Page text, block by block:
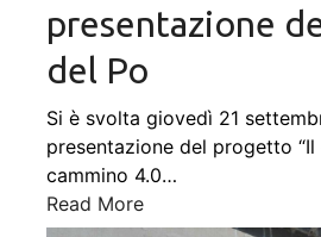
presentazione
del Po
Si è svolta giovedì 21
presentazione del progetto
cammino 4.0…
Read More